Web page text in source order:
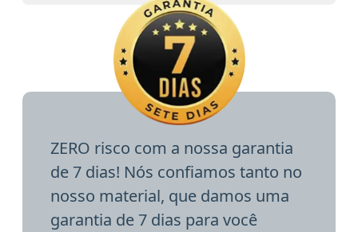
ZERO risco com a nossa garantia
de 7 dias! Nós confiamos tanto no
nosso material, que damos uma
garantia de 7 dias para você